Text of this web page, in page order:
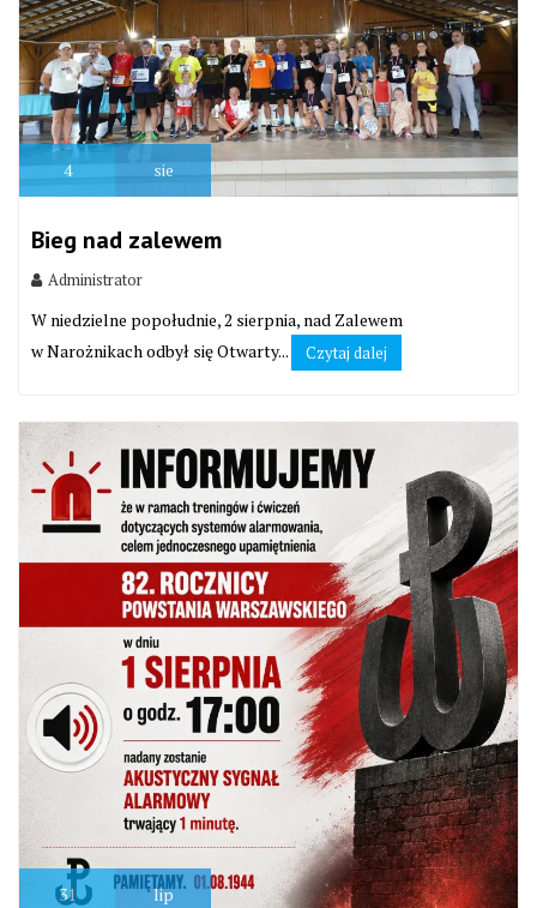
4 sie
Bieg nad zalewem
Administrator
W niedzielne popołudnie, 2 sierpnia, nad Zalewem
w Narożnikach odbył się Otwarty...
Czytaj dalej
31 lip